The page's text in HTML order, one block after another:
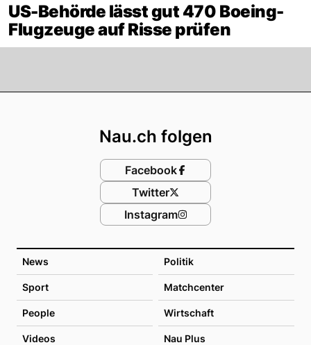
US-Behörde lässt gut 470 Boeing-
Flugzeuge auf Risse prüfen
News Politik
Sport Matchcenter
People Wirtschaft
Videos Nau Plus
Nau.ch folgen
Facebook
Twitter
Instagram